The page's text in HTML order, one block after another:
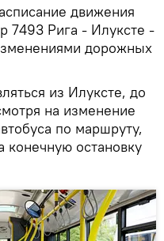
движения
7493 Рига - Илуксте -
дорожных
из Илуксте, до
на изменение
по маршруту,
конечную остановку